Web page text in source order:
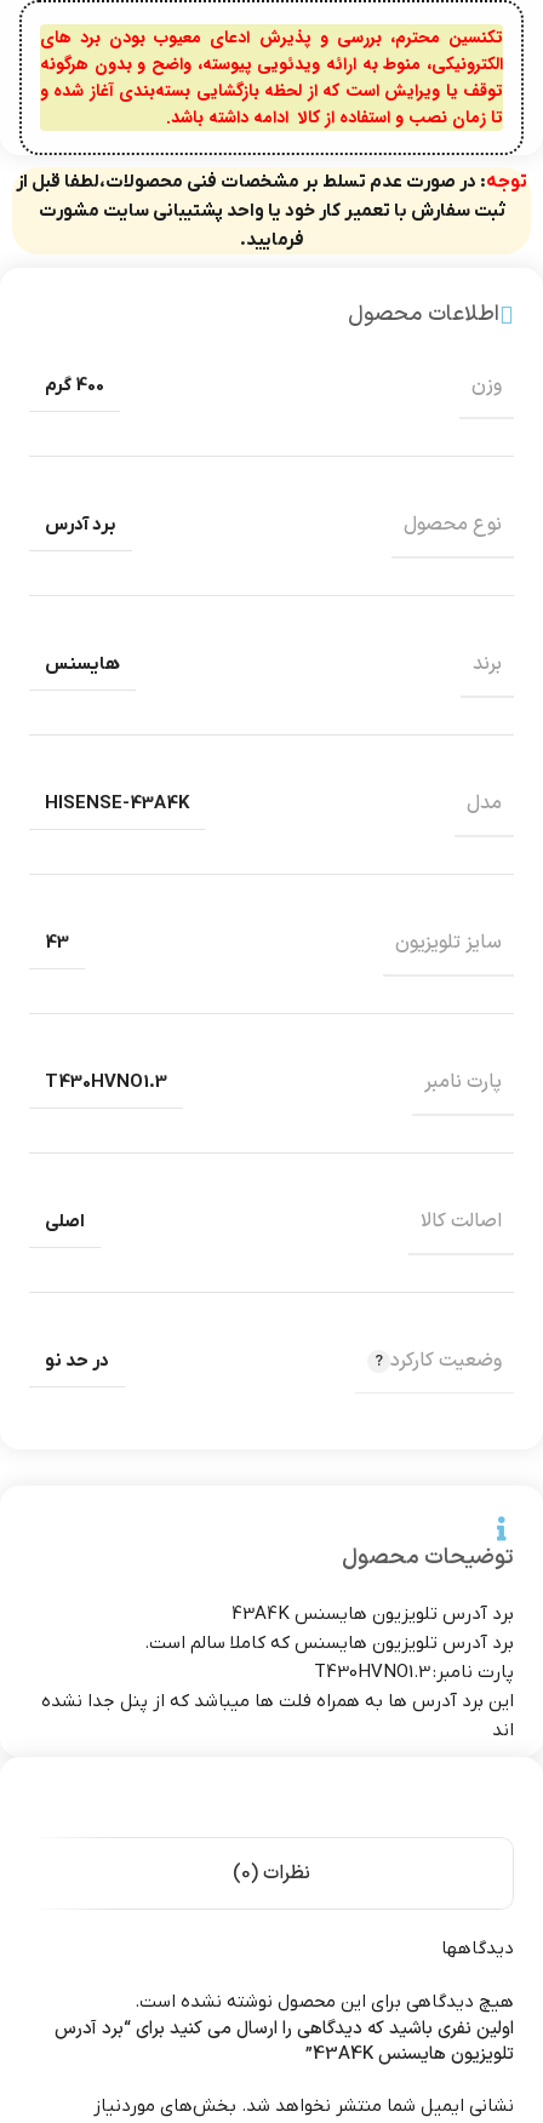
تکنسین محترم، بررسی و پذیرش ادعای معیوب بودن برد های
الکترونیکی، منوط به ارائه ویدئویی پیوسته، واضح و بدون هرگونه
توقف یا ویرایش است که از لحظه بازگشایی بسته‌بندی آغاز شده و
تا زمان نصب و استفاده از کالا ادامه داشته باشد.
توجه: در صورت عدم تسلط بر مشخصات فنی محصولات،لطفا قبل از
ثبت سفارش با تعمیر کار خود یا واحد پشتیبانی سایت مشورت
فرمایید.
توضیحات محصول
برد آدرس تلویزیون هایسنس 43A4K
برد آدرس تلویزیون هایسنس که کاملا سالم است.
پارت نامبر: T430HVNO1.3
این برد آدرس ها به همراه فلت ها میباشد که از پنل جدا نشده
اند
نظرات (0)
دیدگاهها
هیچ دیدگاهی برای این محصول نوشته نشده است.
اولین نفری باشید که دیدگاهی را ارسال می کنید برای “برد آدرس
تلویزیون هایسنس 43A4K”
نشانی ایمیل شما منتشر نخواهد شد. بخش‌های موردنیاز
اطلاعات محصول
وزن 400 گرم
نوع محصول برد آدرس
برند هایسنس
مدل HISENSE-43A4K
سایز تلویزیون 43
پارت نامبر T430HVNO1.3
اصالت کالا اصلی
وضعیت کارکرد در حد نو